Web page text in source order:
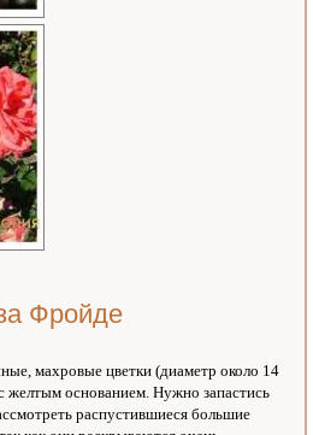
Фройде
махровые цветки (диаметр около 14
желтым основанием. Нужно запастись
распустившиеся большие